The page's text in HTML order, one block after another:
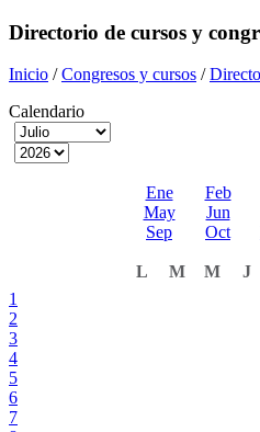
Directorio de cursos y
Inicio /Congresos y cursos /
Calendario
Ene Feb
May
Jun
Sep
Oct
L M M J
1
2
3
4
5
6
7